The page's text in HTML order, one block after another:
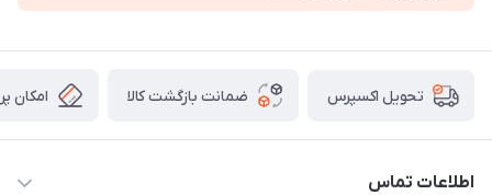
تحویل اکسپرس ضمانت بازگشت کالا امکان
اطلاعات تماس